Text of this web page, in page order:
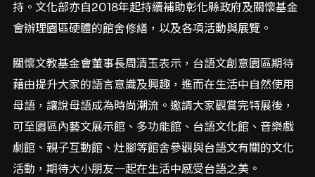
持。文化部亦自2018年起持續補助彰化縣政府及關懷基金
會辦理園區硬體的館舍修繕，以及各項活動與展覽。
關懷文教基金會董事長周清玉表示，台語文創意園區期待
藉由提升大家的語言意識及興趣，進而在生活中自然使用
母語，讓說母語成為時尚潮流。邀請大家觀賞完特展後，
可至園區內藝文展示館、多功能館、台語文化館、音樂戲
劇館、親子互動館、灶腳等館舍參觀與台語文有關的文化
活動，期待大小朋友一起在生活中感受台語之美。